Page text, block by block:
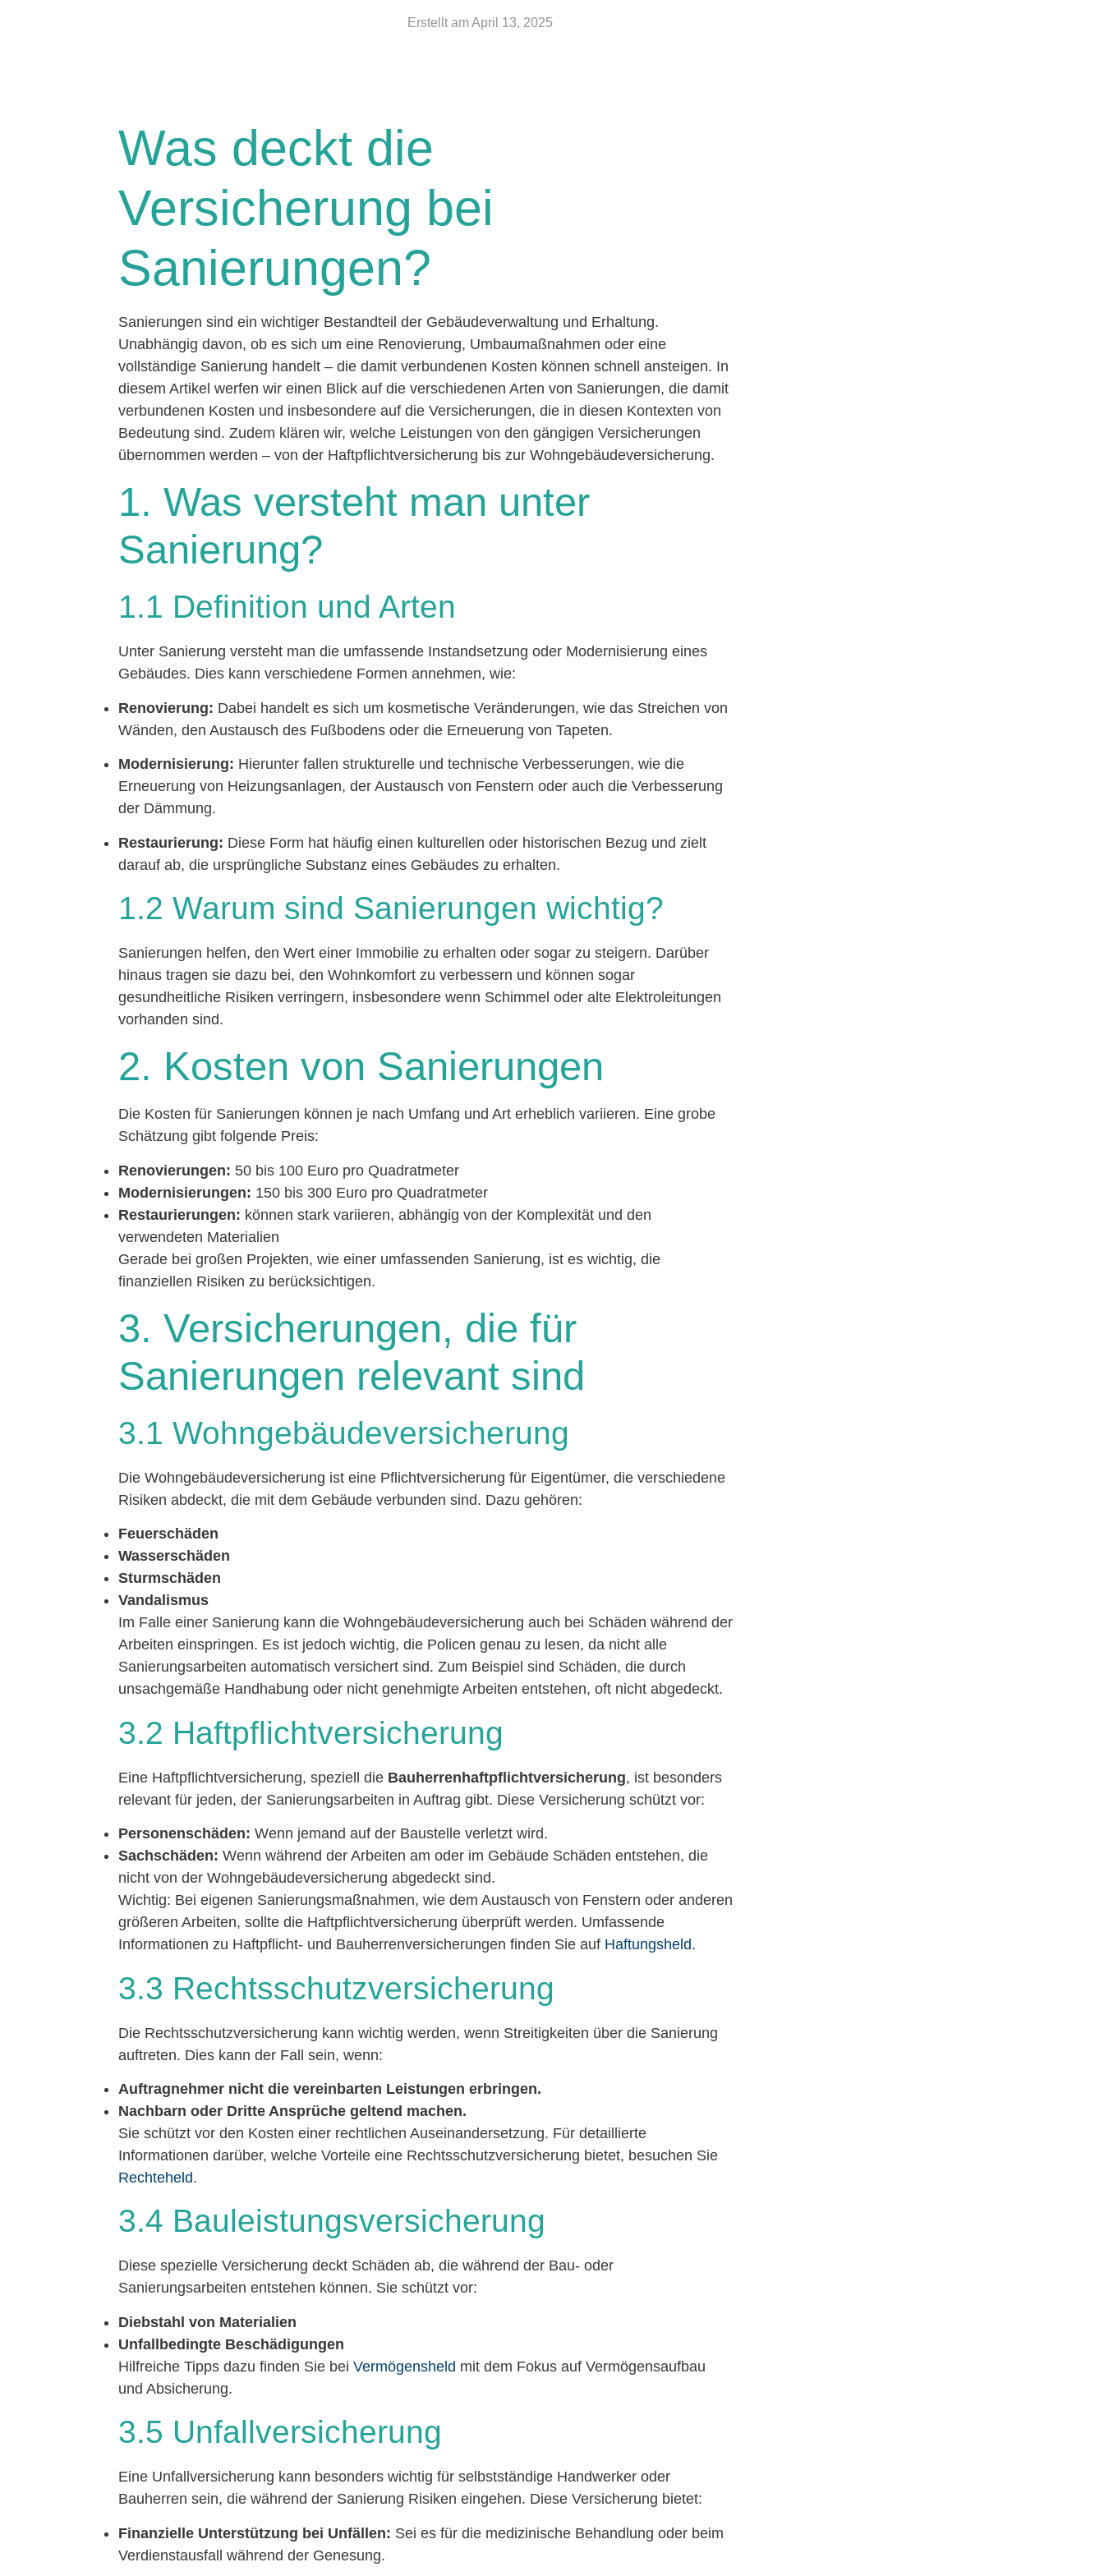
Erstellt amApril 13, 2025
Was deckt die
Versicherung bei
Sanierungen?
Sanierungen sind ein wichtiger Bestandteil der Gebäudeverwaltung und Erhaltung.
Unabhängig davon, ob es sich um eine Renovierung, Umbaumaßnahmen oder eine
vollständige Sanierung handelt – die damit verbundenen Kosten können schnell ansteigen. In
diesem Artikel werfen wir einen Blick auf die verschiedenen Arten von Sanierungen, die damit
verbundenen Kosten und insbesondere auf die Versicherungen, die in diesen Kontexten von
Bedeutung sind. Zudem klären wir, welche Leistungen von den gängigen Versicherungen
übernommen werden – von der Haftpflichtversicherung bis zur Wohngebäudeversicherung.
1. Was versteht man unter
Sanierung?
1.1 Definition und Arten
Unter Sanierung versteht man die umfassende Instandsetzung oder Modernisierung eines
Gebäudes. Dies kann verschiedene Formen annehmen, wie:
Renovierung: Dabei handelt es sich um kosmetische Veränderungen, wie das Streichen von
Wänden, den Austausch des Fußbodens oder die Erneuerung von Tapeten.
Modernisierung: Hierunter fallen strukturelle und technische Verbesserungen, wie die
Erneuerung von Heizungsanlagen, der Austausch von Fenstern oder auch die Verbesserung
der Dämmung.
Restaurierung: Diese Form hat häufig einen kulturellen oder historischen Bezug und zielt
darauf ab, die ursprüngliche Substanz eines Gebäudes zu erhalten.
1.2 Warum sind Sanierungen wichtig?
Sanierungen helfen, den Wert einer Immobilie zu erhalten oder sogar zu steigern. Darüber
hinaus tragen sie dazu bei, den Wohnkomfort zu verbessern und können sogar
gesundheitliche Risiken verringern, insbesondere wenn Schimmel oder alte Elektroleitungen
vorhanden sind.
2. Kosten von Sanierungen
Die Kosten für Sanierungen können je nach Umfang und Art erheblich variieren. Eine grobe
Schätzung gibt folgende Preis:
Renovierungen: 50 bis 100 Euro pro Quadratmeter
Modernisierungen: 150 bis 300 Euro pro Quadratmeter
Restaurierungen: können stark variieren, abhängig von der Komplexität und den
verwendeten Materialien
Gerade bei großen Projekten, wie einer umfassenden Sanierung, ist es wichtig, die
finanziellen Risiken zu berücksichtigen.
3. Versicherungen, die für
Sanierungen relevant sind
3.1 Wohngebäudeversicherung
Die Wohngebäudeversicherung ist eine Pflichtversicherung für Eigentümer, die verschiedene
Risiken abdeckt, die mit dem Gebäude verbunden sind. Dazu gehören:
Feuerschäden
Wasserschäden
Sturmschäden
Vandalismus
Im Falle einer Sanierung kann die Wohngebäudeversicherung auch bei Schäden während der
Arbeiten einspringen. Es ist jedoch wichtig, die Policen genau zu lesen, da nicht alle
Sanierungsarbeiten automatisch versichert sind. Zum Beispiel sind Schäden, die durch
unsachgemäße Handhabung oder nicht genehmigte Arbeiten entstehen, oft nicht abgedeckt.
3.2 Haftpflichtversicherung
Eine Haftpflichtversicherung, speziell die Bauherrenhaftpflichtversicherung, ist besonders
relevant für jeden, der Sanierungsarbeiten in Auftrag gibt. Diese Versicherung schützt vor:
Personenschäden: Wenn jemand auf der Baustelle verletzt wird.
Sachschäden: Wenn während der Arbeiten am oder im Gebäude Schäden entstehen, die
nicht von der Wohngebäudeversicherung abgedeckt sind.
Wichtig: Bei eigenen Sanierungsmaßnahmen, wie dem Austausch von Fenstern oder anderen
größeren Arbeiten, sollte die Haftpflichtversicherung überprüft werden. Umfassende
Informationen zu Haftpflicht- und Bauherrenversicherungen finden Sie auf Haftungsheld.
3.3 Rechtsschutzversicherung
Die Rechtsschutzversicherung kann wichtig werden, wenn Streitigkeiten über die Sanierung
auftreten. Dies kann der Fall sein, wenn:
Auftragnehmer nicht die vereinbarten Leistungen erbringen.
Nachbarn oder Dritte Ansprüche geltend machen.
Sie schützt vor den Kosten einer rechtlichen Auseinandersetzung. Für detaillierte
Informationen darüber, welche Vorteile eine Rechtsschutzversicherung bietet, besuchen Sie
Rechteheld.
3.4 Bauleistungsversicherung
Diese spezielle Versicherung deckt Schäden ab, die während der Bau- oder
Sanierungsarbeiten entstehen können. Sie schützt vor:
Diebstahl von Materialien
Unfallbedingte Beschädigungen
Hilfreiche Tipps dazu finden Sie beiVermögensheld mit dem Fokus auf Vermögensaufbau
und Absicherung.
3.5 Unfallversicherung
Eine Unfallversicherung kann besonders wichtig für selbstständige Handwerker oder
Bauherren sein, die während der Sanierung Risiken eingehen. Diese Versicherung bietet:
Finanzielle Unterstützung bei Unfällen: Sei es für die medizinische Behandlung oder beim
Verdienstausfall während der Genesung.